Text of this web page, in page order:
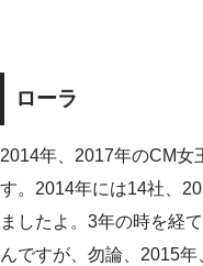
ローラ
2014年、2017年のCM女
す。2014年には14社、
ましたよ。3年の時を経
んですが、勿論、2015